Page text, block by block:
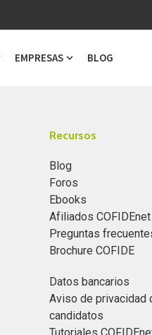
Show submenu for
EMPRESAS
Show submenu
BLOG
Recursos
Blog
Foros
Ebooks
Afiliados COFIDEnet
Preguntas
Brochure COFIDE
Datos bancarios
Aviso de privacidad
candidatos